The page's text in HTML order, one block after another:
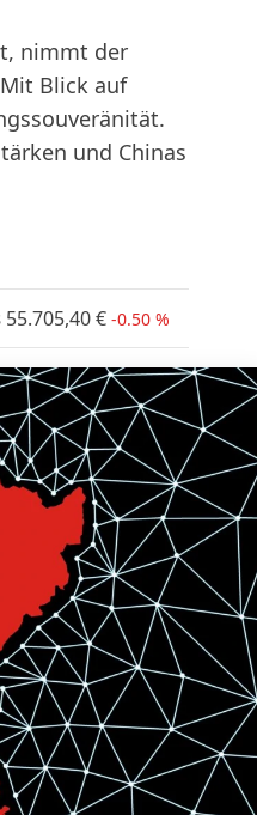
nimmt der
Blick auf
und Chinas
55.705,40€ -0.50 %